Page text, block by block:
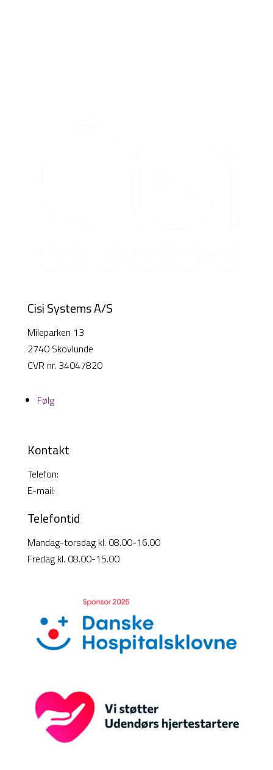
Cisi Systems A/S
Mileparken 13
2740 Skovlunde
CVR nr. 34047820
Følg
Kontakt
Telefon:
E-mail:
Telefontid
Mandag-torsdag kl. 08.00-16.00
Fredag kl. 08.00-15.00